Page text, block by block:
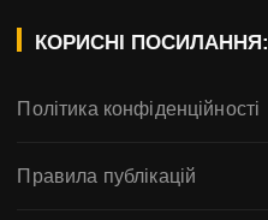
КОРИСНІ ПОСИЛАННЯ:
Політика конфіденційності
Правила публікацій